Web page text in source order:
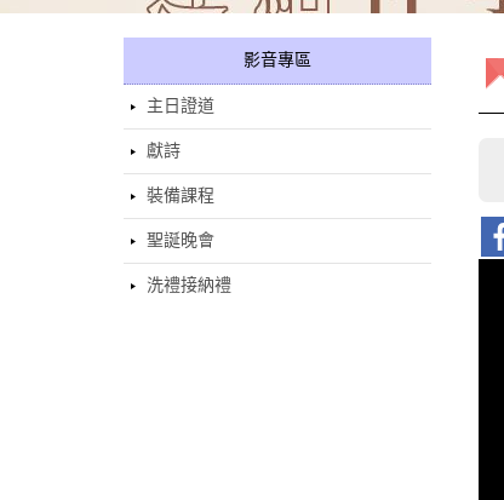
影音專區
主日證道
獻詩
裝備課程
聖誕晚會
洗禮接納禮